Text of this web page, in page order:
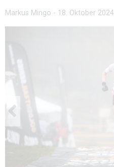
Markus Mingo - 18. Oktober 2024